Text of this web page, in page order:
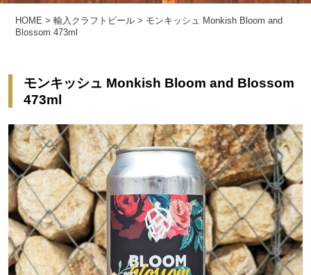
HOME >輸入クラフトビール > モンキッシュ Monkish Bloom and
Blossom 473ml
モンキッシュ Monkish Bloom and Blossom
473ml